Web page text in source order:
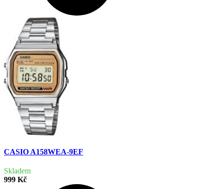
CASIO A158WEA-9EF
Skladem
999 Kč